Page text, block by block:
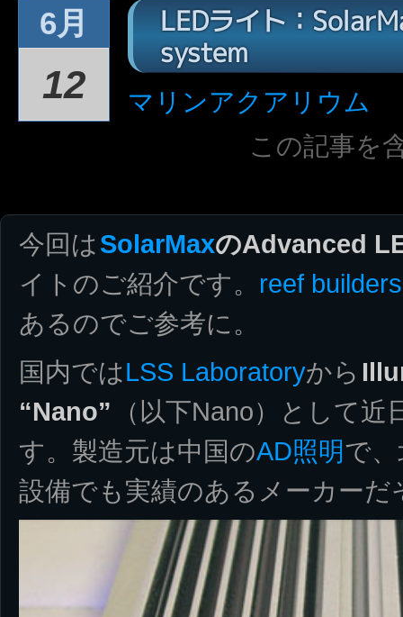
6月
12
LEDライト：
system
マリンアクアリウム
この記事を
今回は SolarMaxのAdvanced
イトのご紹介です。 reef builders
あるのでご参考に。
国内ではLSS Laboratoryから
“Nano”
（以下Nano）として
す。製造元は中国のAD照明で
設備でも実績のあるメーカーだ